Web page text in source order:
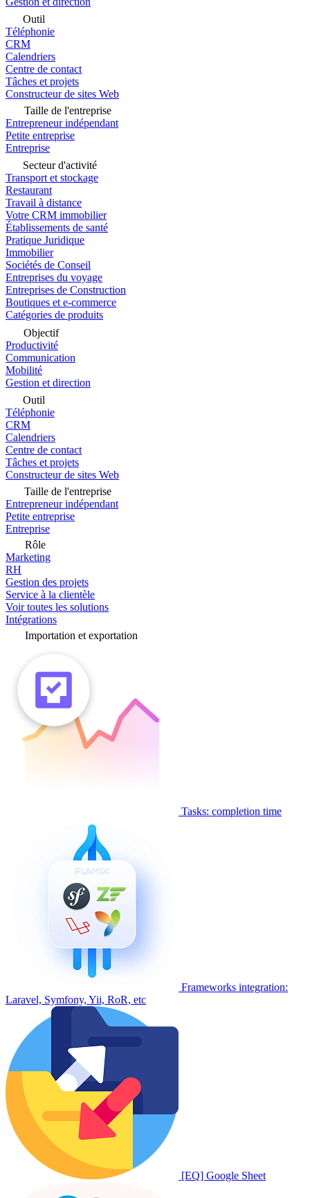
Outil
Téléphonie
CRM
Calendriers
Centre de contact
Tâches et projets
Constructeur de sites Web
Taille de l'entreprise
Entrepreneur indépendant
Petite entreprise
Entreprise
Secteur d'activité
Transport et stockage
Restaurant
Travail à distance
Votre CRM immobilier
Établissements de santé
Pratique Juridique
Immobilier
Sociétés de Conseil
Entreprises du voyage
Entreprises de Construction
Boutiques et e-commerce
Catégories de produits
Objectif
Productivité
Communication
Mobilité
Gestion et direction
Outil
Téléphonie
CRM
Calendriers
Centre de contact
Tâches et projets
Constructeur de sites Web
Taille de l'entreprise
Entrepreneur indépendant
Petite entreprise
Entreprise
Rôle
Marketing
RH
Gestion des projets
Service à la clientèle
Voir toutes les solutions
Intégrations
Importation et exportation
Tasks: completion time
Frameworks integration:
Laravel, Symfony, Yii, RoR, etc
[EQ] Google Sheet